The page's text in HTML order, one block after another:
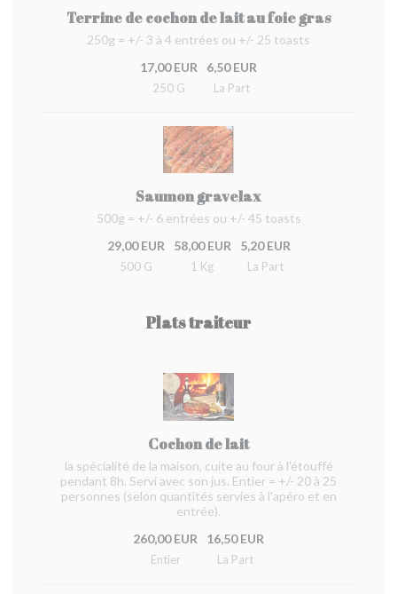
Terrine de cochon de lait au foie gras
250g = +/- 3 à 4 entrées ou +/- 25 toasts
17,00 EUR
250 G
6,50 EUR
La Part
Saumon gravelax
500g = +/- 6 entrées ou +/- 45 toasts
29,00 EUR
500 G
58,00 EUR
1 Kg
5,20 EUR
La Part
Plats traiteur
Cochon de lait
la spécialité de la maison, cuite au four à l'étouffé
pendant 8h. Servi avec son jus. Entier = +/- 20 à 25
personnes (selon quantités servies à l'apéro et en
entrée).
260,00 EUR
Entier
16,50 EUR
La Part